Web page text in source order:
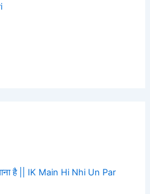
है || IK Main Hi Nhi Un Par